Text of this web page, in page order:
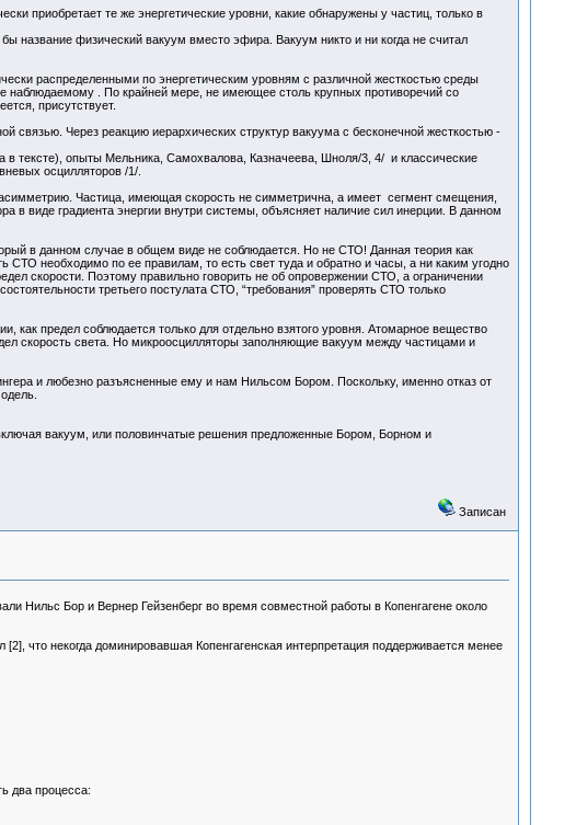
приобретает те же энергетические уровни, какие обнаружены у частиц, только в
название физический вакуум вместо эфира. Вакуум никто и ни когда не считал
распределенными по энергетическим уровням с различной жесткостью среды
наблюдаемому . По крайней мере, не имеющее столь крупных противоречий со
присутствует.
связью. Через реакцию иерархических структур вакуума с бесконечной жесткостью -
тексте), опыты Мельника, Самохвалова, Казначеева, Шноля/3, 4/ и классические
осцилляторов /1/.
Частица, имеющая скорость не симметрична, а имеет сегмент смещения,
в виде градиента энергии внутри системы, объясняет наличие сил инерции. В данном
в данном случае в общем виде не соблюдается. Но не СТО! Данная теория как
СТО необходимо по ее правилам, то есть свет туда и обратно и часы, а ни каким угодно
скорости. Поэтому правильно говорить не об опровержении СТО, а ограничении
третьего постулата СТО, “требования” проверять СТО только
как предел соблюдается только для отдельно взятого уровня. Атомарное вещество
скорость света. Но микроосцилляторы заполняющие вакуум между частицами и
и любезно разъясненные ему и нам Нильсом Бором. Поскольку, именно отказ от
вакуум, или половинчатые решения предложенные Бором, Борном и
Записан
Нильс Бор и Вернер Гейзенберг во время совместной работы в Копенгагене около
что некогда доминировавшая Копенгагенская интерпретация поддерживается менее
два процесса: